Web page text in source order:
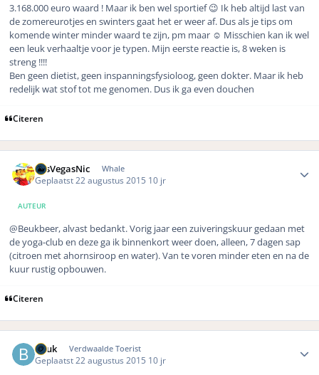
3.168.000 euro waard ! Maar ik ben wel sportief 😉 Ik heb altijd last van
de zomereurotjes en swinters gaat het er weer af. Dus als je tips om
komende winter minder waard te zijn, pm maar ☺️ Misschien kan ik wel
een leuk verhaaltje voor je typen. Mijn eerste reactie is, 8 weken is
streng !!!!
Ben geen dietist, geen inspanningsfysioloog, geen dokter. Maar ik heb
redelijk wat stof tot me genomen. Dus ik ga even douchen
Citeren
LasVegasNic Whale
Geplaatst 22 augustus 2015 10 jr
AUTEUR
@Beukbeer, alvast bedankt. Vorig jaar een zuiveringskuur gedaan met
de yoga-club en deze ga ik binnenkort weer doen, alleen, 7 dagen sap
(citroen met ahornsiroop en water). Van te voren minder eten en na de
kuur rustig opbouwen.
Citeren
Beuk Verdwaalde Toerist
Geplaatst 22 augustus 2015 10 jr